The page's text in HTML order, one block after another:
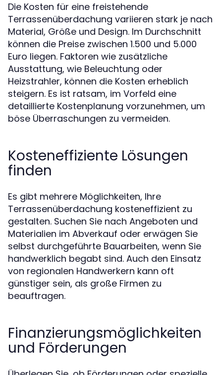
Die Kosten für eine freistehende
Terrassenüberdachung variieren stark je nach
Material, Größe und Design. Im Durchschnitt
können die Preise zwischen 1.500 und 5.000
Euro liegen. Faktoren wie zusätzliche
Ausstattung, wie Beleuchtung oder
Heizstrahler, können die Kosten erheblich
steigern. Es ist ratsam, im Vorfeld eine
detaillierte Kostenplanung vorzunehmen, um
böse Überraschungen zu vermeiden.
Kosteneffiziente Lösungen
finden
Es gibt mehrere Möglichkeiten, Ihre
Terrassenüberdachung kosteneffizient zu
gestalten. Suchen Sie nach Angeboten und
Materialien im Abverkauf oder erwägen Sie
selbst durchgeführte Bauarbeiten, wenn Sie
handwerklich begabt sind. Auch den Einsatz
von regionalen Handwerkern kann oft
günstiger sein, als große Firmen zu
beauftragen.
Finanzierungsmöglichkeiten
und Förderungen